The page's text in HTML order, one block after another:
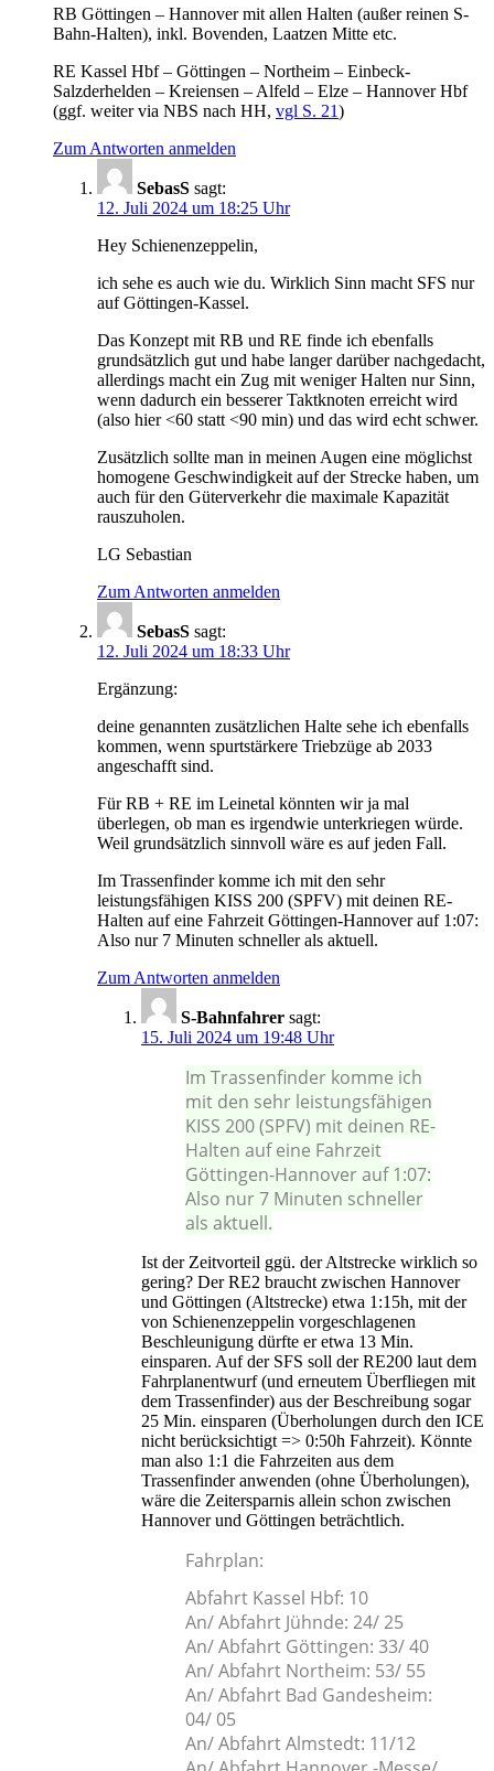
RB Göttingen – Hannover mit allen Halten (außer reinen S-
Bahn-Halten), inkl. Bovenden, Laatzen Mitte etc.
RE Kassel Hbf – Göttingen – Northeim – Einbeck-
Salzderhelden – Kreiensen – Alfeld – Elze – Hannover Hbf
(ggf. weiter via NBS nach HH, vgl S. 21)
Zum Antworten anmelden
SebasS sagt:
12. Juli 2024 um 18:25 Uhr
Hey Schienenzeppelin,
ich sehe es auch wie du. Wirklich Sinn macht SFS nur
auf Göttingen-Kassel.
Das Konzept mit RB und RE finde ich ebenfalls
grundsätzlich gut und habe langer darüber nachgedacht,
allerdings macht ein Zug mit weniger Halten nur Sinn,
wenn dadurch ein besserer Taktknoten erreicht wird
(also hier <60 statt <90 min) und das wird echt schwer.
Zusätzlich sollte man in meinen Augen eine möglichst
homogene Geschwindigkeit auf der Strecke haben, um
auch für den Güterverkehr die maximale Kapazität
rauszuholen.
LG Sebastian
Zum Antworten anmelden
SebasS sagt:
12. Juli 2024 um 18:33 Uhr
Ergänzung:
deine genannten zusätzlichen Halte sehe ich ebenfalls
kommen, wenn spurtstärkere Triebzüge ab 2033
angeschafft sind.
Für RB + RE im Leinetal könnten wir ja mal
überlegen, ob man es irgendwie unterkriegen würde.
Weil grundsätzlich sinnvoll wäre es auf jeden Fall.
Im Trassenfinder komme ich mit den sehr
leistungsfähigen KISS 200 (SPFV) mit deinen RE-
Halten auf eine Fahrzeit Göttingen-Hannover auf 1:07:
Also nur 7 Minuten schneller als aktuell.
Zum Antworten anmelden
S-Bahnfahrer sagt:
15. Juli 2024 um 19:48 Uhr
Im Trassenfinder komme ich
mit den sehr leistungsfähigen
KISS 200 (SPFV) mit deinen RE-
Halten auf eine Fahrzeit
Göttingen-Hannover auf 1:07:
Also nur 7 Minuten schneller
als aktuell.
Ist der Zeitvorteil ggü. der Altstrecke wirklich so
gering? Der RE2 braucht zwischen Hannover
und Göttingen (Altstrecke) etwa 1:15h, mit der
von Schienenzeppelin vorgeschlagenen
Beschleunigung dürfte er etwa 13 Min.
einsparen. Auf der SFS soll der RE200 laut dem
Fahrplanentwurf (und erneutem Überfliegen mit
dem Trassenfinder) aus der Beschreibung sogar
25 Min. einsparen (Überholungen durch den ICE
nicht berücksichtigt => 0:50h Fahrzeit). Könnte
man also 1:1 die Fahrzeiten aus dem
Trassenfinder anwenden (ohne Überholungen),
wäre die Zeitersparnis allein schon zwischen
Hannover und Göttingen beträchtlich.
Fahrplan:
Abfahrt Kassel Hbf: 10
An/ Abfahrt Jühnde: 24/ 25
An/ Abfahrt Göttingen: 33/ 40
An/ Abfahrt Northeim: 53/ 55
An/ Abfahrt Bad Gandesheim:
04/ 05
An/ Abfahrt Almstedt: 11/12